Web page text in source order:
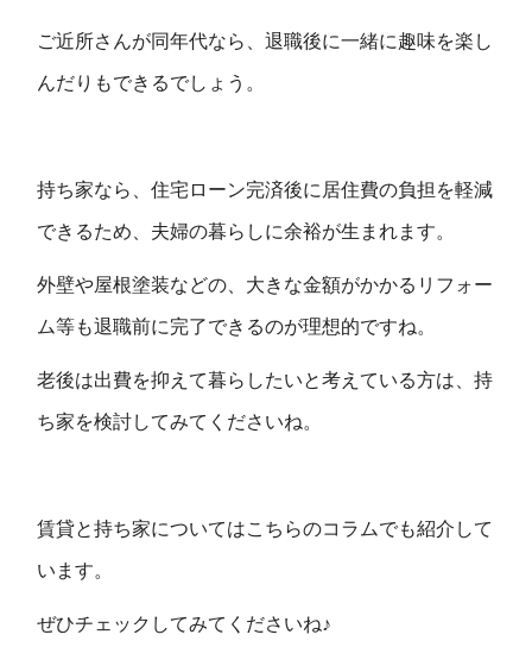
ご近所さんが同年代なら、退職後に一緒に趣味を楽し
んだりもできるでしょう。
持ち家なら、住宅ローン完済後に居住費の負担を軽減
できるため、夫婦の暮らしに余裕が生まれます。
外壁や屋根塗装などの、大きな金額がかかるリフォー
ム等も退職前に完了できるのが理想的ですね。
老後は出費を抑えて暮らしたいと考えている方は、持
ち家を検討してみてくださいね。
賃貸と持ち家についてはこちらのコラムでも紹介して
います。
ぜひチェックしてみてくださいね♪